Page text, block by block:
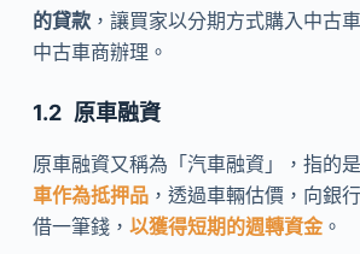
的貸款，讓買家以分期方式購入中古
中古車商辦理。
原車融資
原車融資又稱為「汽車融資」，指的
車作為抵押品，透過車輛估價，向銀
借一筆錢， 以獲得短期的週轉資金。